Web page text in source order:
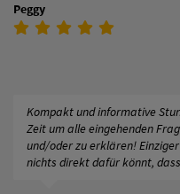
Peggy
Kompakt und informative
Zeit um alle eingehenden
und/oder zu erklären!
nichts direkt dafür könnt,